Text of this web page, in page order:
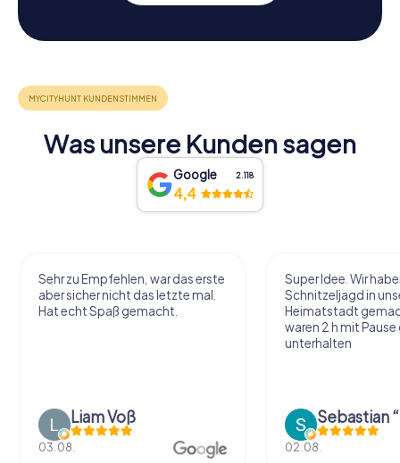
Was unsere Kunden sagen
Google 2.118
4,4
Sehr zu Empfehlen, war das erste
aber sicher nicht das letzte mal.
Hat echt Spaß gemacht.
Liam Voß
03.08.
Super Idee. Wir
Schnitzeljagd in
Heimatstadt
waren 2 h mit
unterhalten
02.08.